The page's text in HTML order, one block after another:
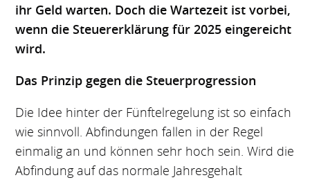
ihr Geld warten. Doch die Wartezeit ist vorbei,
wenn die Steuererklärung für 2025 eingereicht
wird.
Das Prinzip gegen die Steuerprogression
Die Idee hinter der Fünftelregelung ist so einfach
wie sinnvoll. Abfindungen fallen in der Regel
einmalig an und können sehr hoch sein. Wird die
Abfindung auf das normale Jahresgehalt